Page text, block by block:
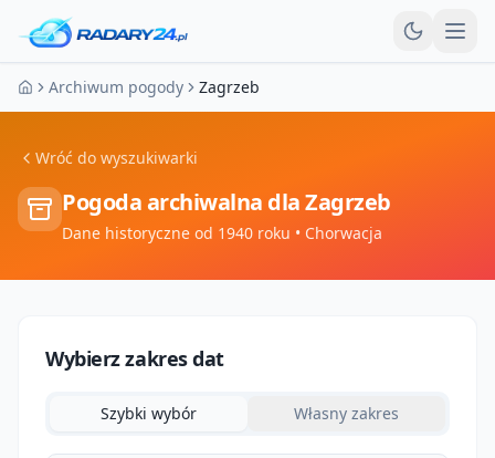
Strona główna
Archiwum pogody Zagrzeb
Wróć do wyszukiwarki
Pogoda archiwalna dlaZagrzeb
Dane historyczne od 1940 roku • Chorwacja
Wybierz zakres dat
Szybki wybór Własny zakres